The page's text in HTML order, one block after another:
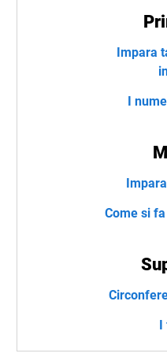
Impara
I
Come si
I